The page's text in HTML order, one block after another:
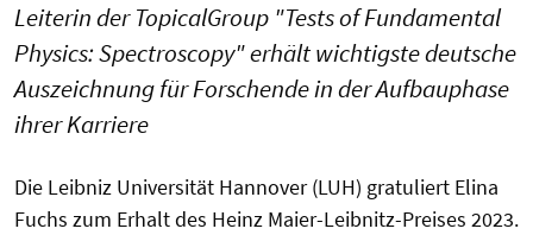
Leiterin der TopicalGroup "Tests of Fundamental
Physics: Spectroscopy" erhält wichtigste deutsche
Auszeichnung für Forschende in der Aufbauphase
ihrer Karriere
Die Leibniz Universität Hannover (LUH) gratuliert Elina
Fuchs zum Erhalt des Heinz Maier-Leibnitz-Preises 2023.